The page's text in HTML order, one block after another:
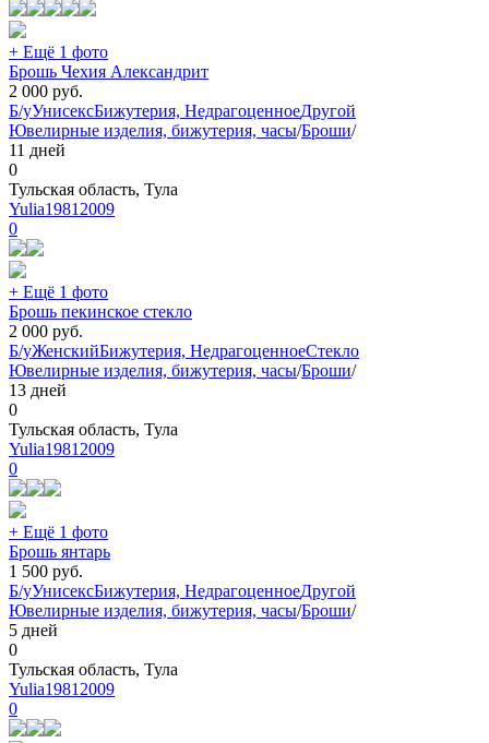
+ Ещё 1 фото
Брошь Чехия Александрит
2 000 руб.
Б/уУнисексБижутерия, НедрагоценноеДругой
Ювелирные изделия, бижутерия, часы/Броши/
11 дней
0
Тульская область, Тула
Yulia19812009
0
+ Ещё 1 фото
Брошь пекинское стекло
2 000 руб.
Б/уЖенскийБижутерия, НедрагоценноеСтекло
Ювелирные изделия, бижутерия, часы/Броши/
13 дней
0
Тульская область, Тула
Yulia19812009
0
+ Ещё 1 фото
Брошь янтарь
1 500 руб.
Б/уУнисексБижутерия, НедрагоценноеДругой
Ювелирные изделия, бижутерия, часы/Броши/
5 дней
0
Тульская область, Тула
Yulia19812009
0